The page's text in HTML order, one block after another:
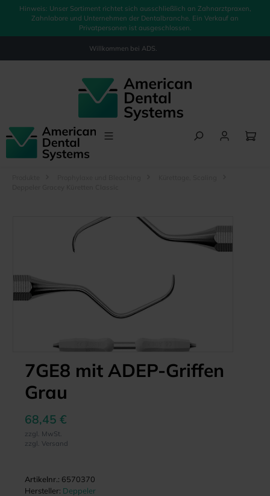
springen
Hinweis: Unser Sortiment richtet sich ausschließlich an Zahnarztpraxen,
Zahnlabore und Unternehmen der Dentalbranche. Ein Verkauf an
Privatpersonen ist ausgeschlossen.
Willkommen bei ADS.
Bildergalerie überspringen
7GE8 mit ADEP-Griffen
Grau
68,45 €
zzgl. MwSt.
zzgl. Versand
Artikelnr.: 6570370
Hersteller: Deppeler